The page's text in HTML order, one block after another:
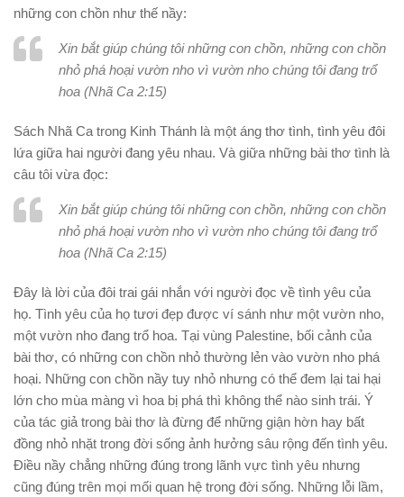
những con chồn như thế nầy:
Xin bắt giúp chúng tôi những con chồn, những con chồn
nhỏ phá hoại vườn nho vì vườn nho chúng tôi đang trổ
hoa (Nhã Ca 2:15)
Sách Nhã Ca trong Kinh Thánh là một áng thơ tình, tình yêu đôi
lứa giữa hai người đang yêu nhau. Và giữa những bài thơ tình là
câu tôi vừa đọc:
Xin bắt giúp chúng tôi những con chồn, những con chồn
nhỏ phá hoại vườn nho vì vườn nho chúng tôi đang trổ
hoa (Nhã Ca 2:15)
Đây là lời của đôi trai gái nhắn với người đọc về tình yêu của
họ. Tình yêu của họ tươi đẹp được ví sánh như một vườn nho,
một vườn nho đang trổ hoa. Tại vùng Palestine, bối cảnh của
bài thơ, có những con chồn nhỏ thường lẻn vào vườn nho phá
hoại. Những con chồn nầy tuy nhỏ nhưng có thể đem lại tai hại
lớn cho mùa màng vì hoa bị phá thì không thể nào sinh trái. Ý
của tác giả trong bài thơ là đừng để những giận hờn hay bất
đồng nhỏ nhặt trong đời sống ảnh hưởng sâu rộng đến tình yêu.
Điều nầy chẳng những đúng trong lãnh vực tình yêu nhưng
cũng đúng trên mọi mối quan hệ trong đời sống. Những lỗi lầm,